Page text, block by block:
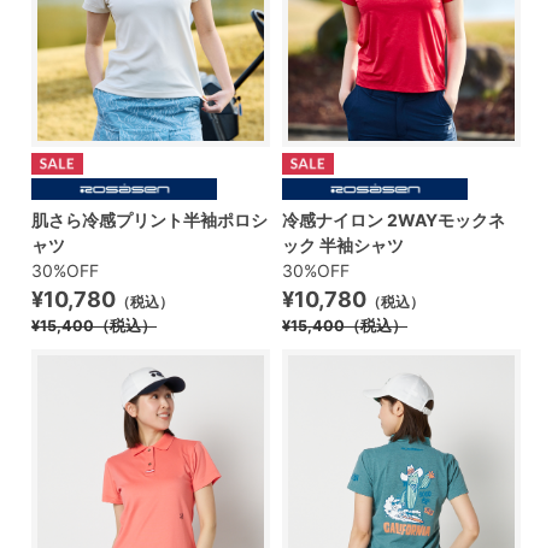
肌さら冷感プリント半袖ポロシ
ャツ
30%OFF
¥10,780 （税込）
¥15,400（税込）
冷感ナイロン 2WAYモックネ
ック 半袖シャツ
30%OFF
¥10,780 （税込）
¥15,400（税込）